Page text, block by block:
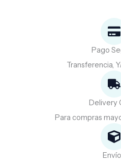
Pago
Transferencia,
Delivery
Para compras